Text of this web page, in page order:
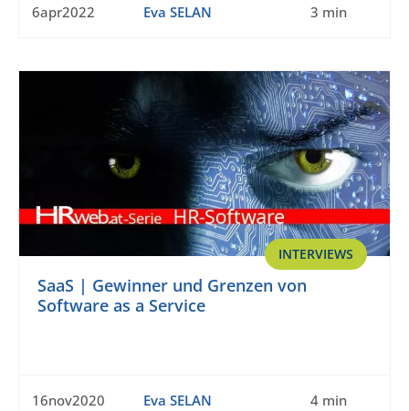
6apr2022 Eva SELAN 3 min
INTERVIEWS
SaaS | Gewinner und Grenzen von
Software as a Service
16nov2020 Eva SELAN 4 min